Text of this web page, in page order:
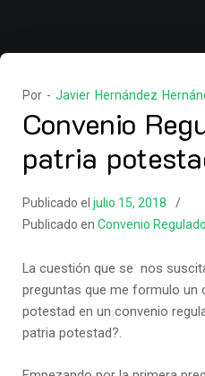
Por - Javier Hernández
Convenio
patria
Publicado el julio 15, 2018
Publicado en Convenio
La cuestión que se nos
preguntas que me formulo un
potestad en un convenio
patria potestad?.